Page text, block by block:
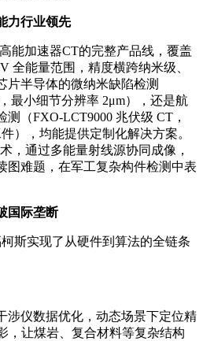
力行业领先
能加速器CT的完整产品线，覆盖
全能量范围，精度横跨纳米级、
片半导体的微纳米缺陷检测
最小细节分辨率 2μm），还是航
（FXO-LCT9000 兆伏级 CT，
），均能提供定制化解决方案。
，通过多能量射线源协同成像，
图难题，在军工复杂构件检测中表
国际垄断
斯实现了从硬件到算法的全链条
涉仪数据优化，动态场景下定位精
，让煤岩、复合材料等复杂结构